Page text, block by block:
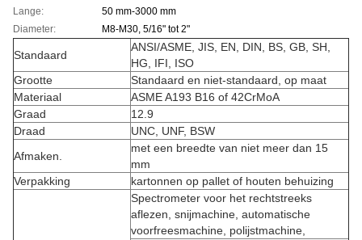
Lange:
50 mm-3000 mm
Diameter:
M8-M30, 5/16" tot 2"
Standaard
ANSI/ASME, JIS, EN, DIN, BS, GB, SH,
HG, IFI, ISO
Grootte
Standaard en niet-standaard, op maat
Materiaal
ASME A193 B16 of 42CrMoA
Graad
12.9
Draad
UNC, UNF, BSW
Afmaken.
met een breedte van niet meer dan 15
mm
Verpakking
kartonnen op pallet of houten behuizing
Spectrometer voor het rechtstreeks
aflezen, snijmachine, automatische
voorfreesmachine, polijstmachine,